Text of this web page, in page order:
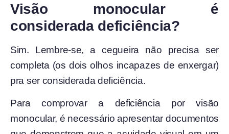
Visão monocular é
considerada deficiência?
Sim. Lembre-se, a cegueira não precisa ser
completa (os dois olhos incapazes de enxergar)
pra ser considerada deficiência.
Para comprovar a deficiência por visão
monocular, é necessário apresentar documentos